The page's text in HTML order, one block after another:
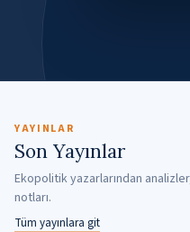
YAYINLAR
Son Yayınlar
Ekopolitik yazarlarından
notları.
Tüm yayınlara git